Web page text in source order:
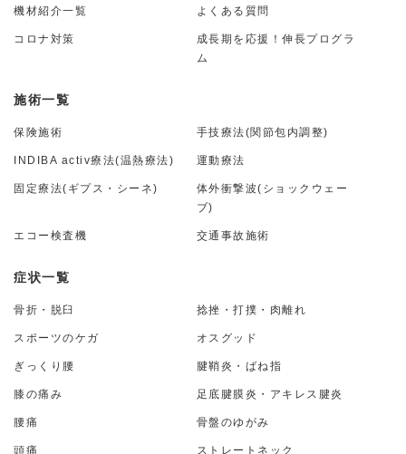
機材紹介一覧 よくある質問
コロナ対策
成長期を応援！伸長プログラ
ム
施術一覧
保険施術 手技療法(関節包内調整)
INDIBA activ療法(温熱療法) 運動療法
固定療法(ギプス・シーネ)
体外衝撃波(ショックウェー
ブ)
エコー検査機 交通事故施術
症状一覧
骨折・脱臼 捻挫・打撲・肉離れ
スポーツのケガ オスグッド
ぎっくり腰 腱鞘炎・ばね指
膝の痛み 足底腱膜炎・アキレス腱炎
腰痛 骨盤のゆがみ
頭痛 ストレートネック